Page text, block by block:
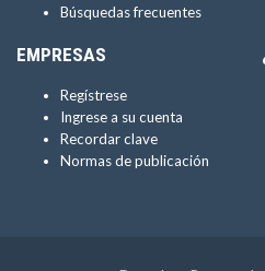
Búsquedas frecuentes
EMPRESAS
Regístrese
Ingrese a su cuenta
Recordar clave
Normas de publicación